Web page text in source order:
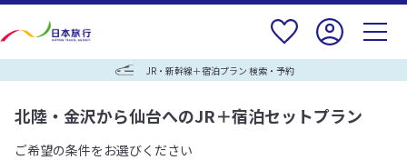
JR・新幹線＋宿泊プラン 検索・予約
北陸・金沢から仙台へのJR＋宿泊セットプラン
ご希望の条件をお選びください